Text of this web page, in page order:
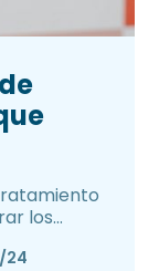
los
24